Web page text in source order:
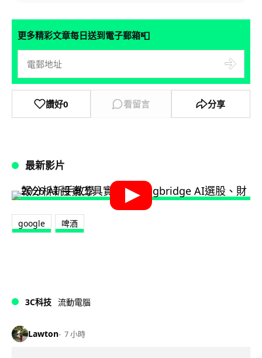
更多精彩文章每日送到電子郵箱📮
讚好0 看留言 分享
最新影片
google 啤酒
3C科技 流動電腦
Lawton 7 小時